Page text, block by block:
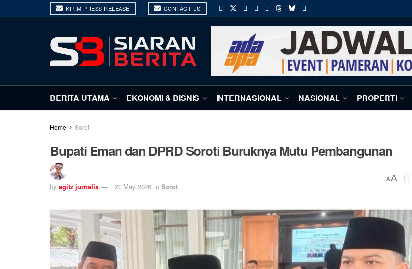
KIRIM PRESS RELEASE CONTACT US
BERITA UTAMA EKONOMI & BISNIS INTERNASIONAL NASIONAL PROPERTI
Home Sorot
Bupati Eman dan DPRD Soroti Buruknya Mutu Pembangunan
by agitz jurnalis 20 May 2026 in Sorot
AA